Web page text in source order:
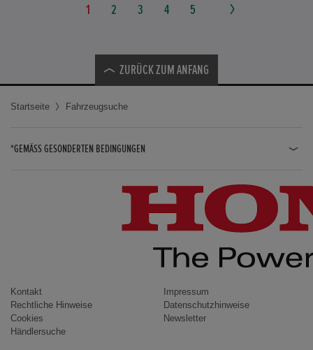
1 2 3 4 5
ZURÜCK ZUM ANFANG
Startseite Fahrzeugsuche
*GEMÄSS GESONDERTEN BEDINGUNGEN
CIVIC / CIVIC LIMOUSINE
INSIGHT
ACCORD
Kontakt
Impressum
Rechtliche Hinweise
Datenschutzhinweise
Cookies
Newsletter
Händlersuche